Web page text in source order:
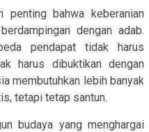
penting bahwa keberanian
dengan adab.
pendapat tidak harus
harus dibuktikan dengan
membutuhkan lebih banyak
tetapi tetap santun.
budaya yang menghargai